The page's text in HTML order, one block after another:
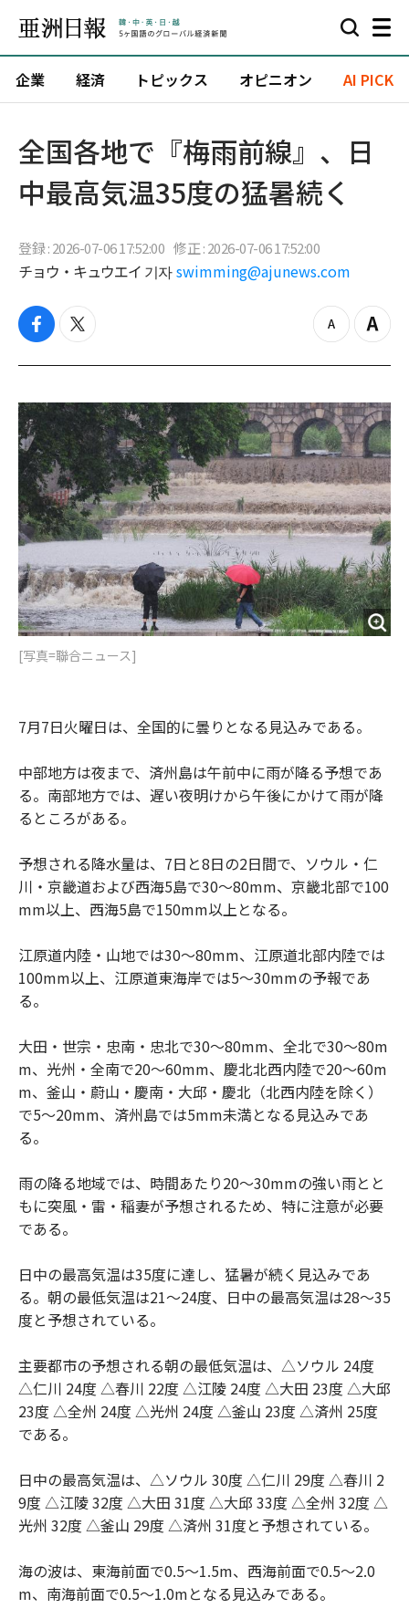
企業 経済 トピックス オピニオン AI PICK
全国各地で『梅雨前線』、日
中最高気温35度の猛暑続く
登録 : 2026-07-06 17:52:00 修正 : 2026-07-06 17:52:00
チョウ・キュウエイ 기자 swimming@ajunews.com
f
c
b
o
o
k
t
i
t
e
r
z
o
o
u
t
Z
o
i
n
[写真=聯合ニュース]
7月7日火曜日は、全国的に曇りとなる見込みである。
中部地方は夜まで、済州島は午前中に雨が降る予想であ
る。南部地方では、遅い夜明けから午後にかけて雨が降
るところがある。
予想される降水量は、7日と8日の2日間で、ソウル・仁
川・京畿道および西海5島で30～80mm、京畿北部で100
mm以上、西海5島で150mm以上となる。
江原道内陸・山地では30～80mm、江原道北部内陸では
100mm以上、江原道東海岸では5～30mmの予報であ
る。
大田・世宗・忠南・忠北で30～80mm、全北で30～80m
m、光州・全南で20～60mm、慶北北西内陸で20～60m
m、釜山・蔚山・慶南・大邱・慶北（北西内陸を除く）
で5～20mm、済州島では5mm未満となる見込みであ
る。
雨の降る地域では、時間あたり20～30mmの強い雨とと
もに突風・雷・稲妻が予想されるため、特に注意が必要
である。
日中の最高気温は35度に達し、猛暑が続く見込みであ
る。朝の最低気温は21～24度、日中の最高気温は28～35
度と予想されている。
主要都市の予想される朝の最低気温は、△ソウル 24度
△仁川 24度 △春川 22度 △江陵 24度 △大田 23度 △大邱
23度 △全州 24度 △光州 24度 △釜山 23度 △済州 25度
である。
日中の最高気温は、△ソウル 30度 △仁川 29度 △春川 2
9度 △江陵 32度 △大田 31度 △大邱 33度 △全州 32度 △
光州 32度 △釜山 29度 △済州 31度と予想されている。
海の波は、東海前面で0.5～1.5m、西海前面で0.5～2.0
m、南海前面で0.5～1.0mとなる見込みである。